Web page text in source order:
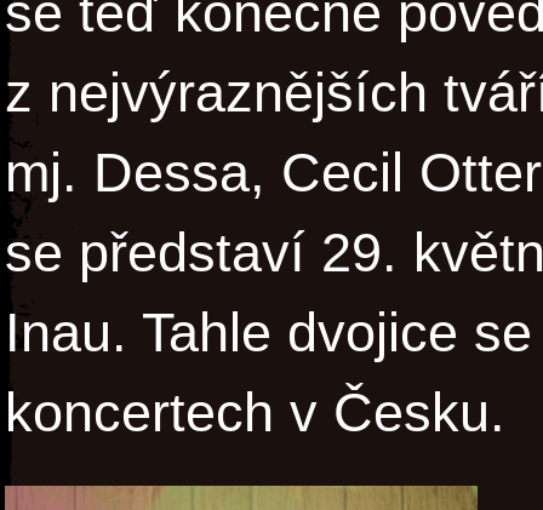
se teď konečně
z nejvýraznějších
mj. Dessa, Cecil
se představí 29.
Inau. Tahle dvojice
koncertech v Česku.